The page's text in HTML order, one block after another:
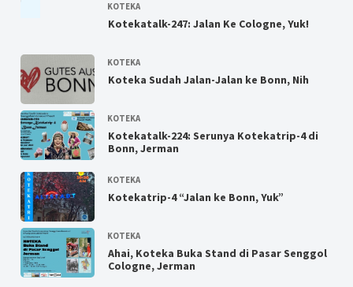
Kotekatalk-247: Jalan Ke Cologne, Yuk!
KOTEKA
Koteka Sudah Jalan-Jalan ke Bonn, Nih
KOTEKA
Kotekatalk-224: Serunya Kotekatrip-4 di
Bonn, Jerman
KOTEKA
Kotekatrip-4 “Jalan ke Bonn, Yuk”
KOTEKA
Ahai, Koteka Buka Stand di Pasar Senggol
Cologne, Jerman
KOTEKA